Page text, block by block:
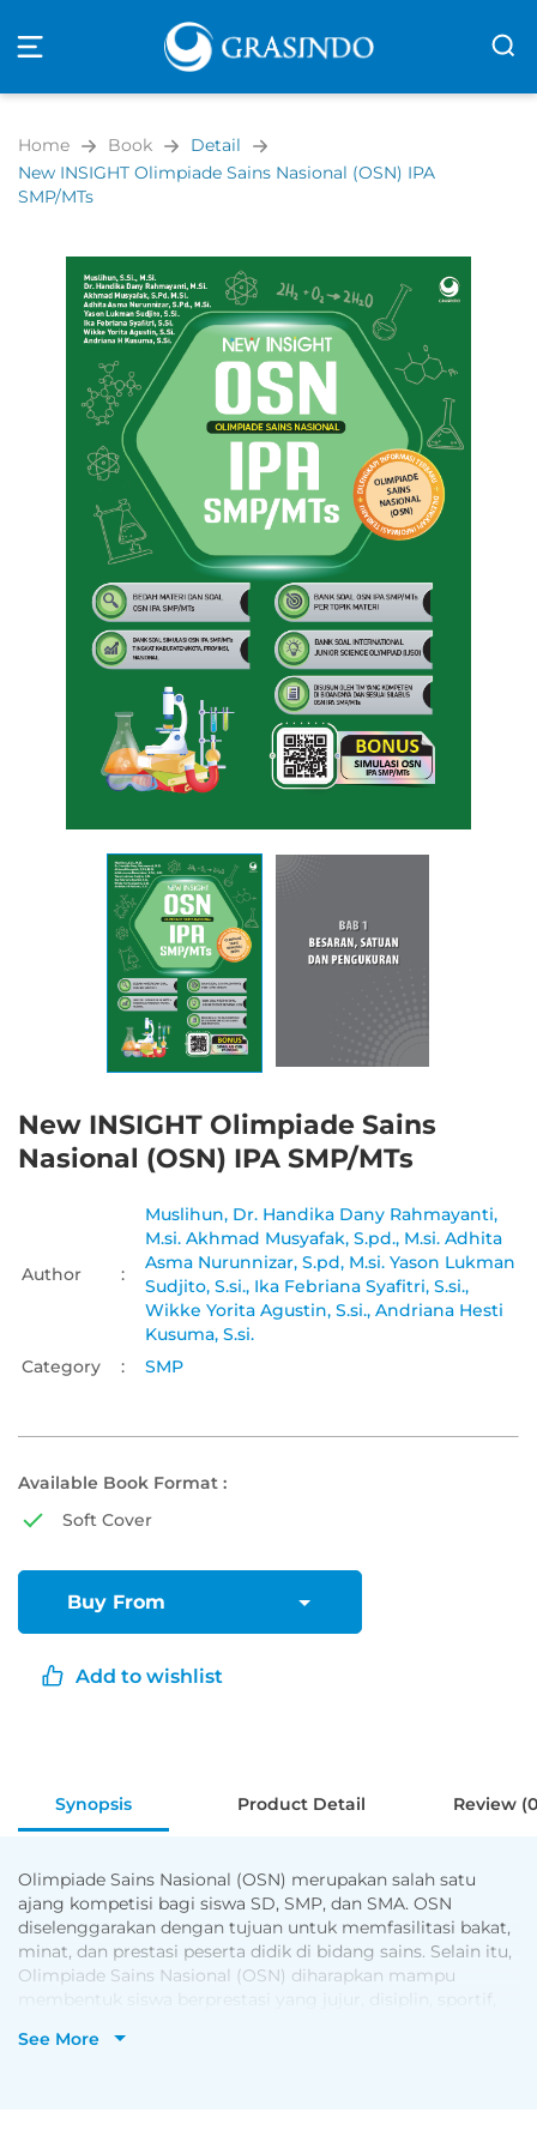
navigation
Home Book
Detail
New INSIGHT Olimpiade Sains Nasional (OSN) IPA
SMP/MTs
New INSIGHT Olimpiade Sains
Nasional (OSN) IPA SMP/MTs
Author :
Muslihun, Dr. Handika Dany Rahmayanti,
M.si. Akhmad Musyafak, S.pd., M.si. Adhita
Asma Nurunnizar, S.pd, M.si. Yason Lukman
Sudjito, S.si., Ika Febriana Syafitri, S.si.,
Wikke Yorita Agustin, S.si., Andriana Hesti
Kusuma, S.si.
Category
: SMP
Available Book Format :
Soft Cover
Buy From
Add to wishlist
Synopsis Product Detail Review
Olimpiade Sains Nasional (OSN) merupakan salah satu
ajang kompetisi bagi siswa SD, SMP, dan SMA. OSN
diselenggarakan dengan tujuan untuk memfasilitasi bakat,
minat, dan prestasi peserta didik di bidang sains. Selain itu,
Olimpiade Sains Nasional (OSN) diharapkan mampu
yang dilombakan dalam OSN untuk tingkat SMP, meliputi
See More